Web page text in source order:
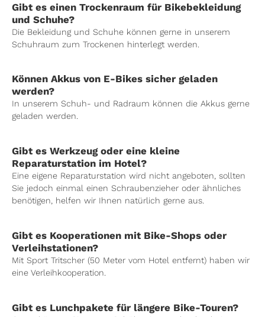
Gibt es einen Trockenraum für Bikebekleidung
und Schuhe?
Die Bekleidung und Schuhe können gerne in unserem
Schuhraum zum Trockenen hinterlegt werden.
Können Akkus von E-Bikes sicher geladen
werden?
In unserem Schuh- und Radraum können die Akkus gerne
geladen werden.
Gibt es Werkzeug oder eine kleine
Reparaturstation im Hotel?
Eine eigene Reparaturstation wird nicht angeboten, sollten
Sie jedoch einmal einen Schraubenzieher oder ähnliches
benötigen, helfen wir Ihnen natürlich gerne aus.
Gibt es Kooperationen mit Bike-Shops oder
Verleihstationen?
Mit Sport Tritscher (50 Meter vom Hotel entfernt) haben wir
eine Verleihkooperation.
Gibt es Lunchpakete für längere Bike-Touren?